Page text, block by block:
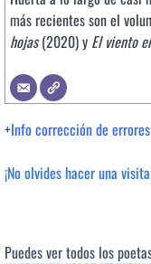
más recientes son el
hojas(2020) y El viento
+Info corrección de
¡No olvides hacer una
Puedes ver todos los